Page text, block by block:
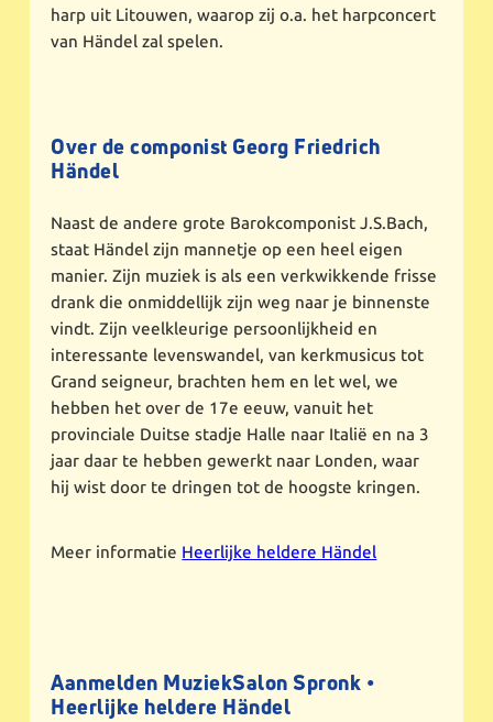
harp uit Litouwen, waarop zij o.a. het harpconcert
van Händel zal spelen.
Over de componist Georg Friedrich
Händel
Naast de andere grote Barokcomponist J.S.Bach,
staat Händel zijn mannetje op een heel eigen
manier. Zijn muziek is als een verkwikkende frisse
drank die onmiddellijk zijn weg naar je binnenste
vindt. Zijn veelkleurige persoonlijkheid en
interessante levenswandel, van kerkmusicus tot
Grand seigneur, brachten hem en let wel, we
hebben het over de 17e eeuw, vanuit het
provinciale Duitse stadje Halle naar Italië en na 3
jaar daar te hebben gewerkt naar Londen, waar
hij wist door te dringen tot de hoogste kringen.
Meer informatie Heerlijke heldere Händel
Aanmelden MuziekSalon Spronk •
Heerlijke heldere Händel